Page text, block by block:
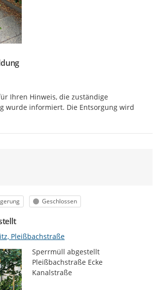
Erstellens
Ihren Hinweis, die zuständige
wurde informiert. Die Entsorgung wird
Status
Geschlossen
Pleißbachstraße
Sperrmüll abgestellt
Pleißbachstraße Ecke
Kanalstraße